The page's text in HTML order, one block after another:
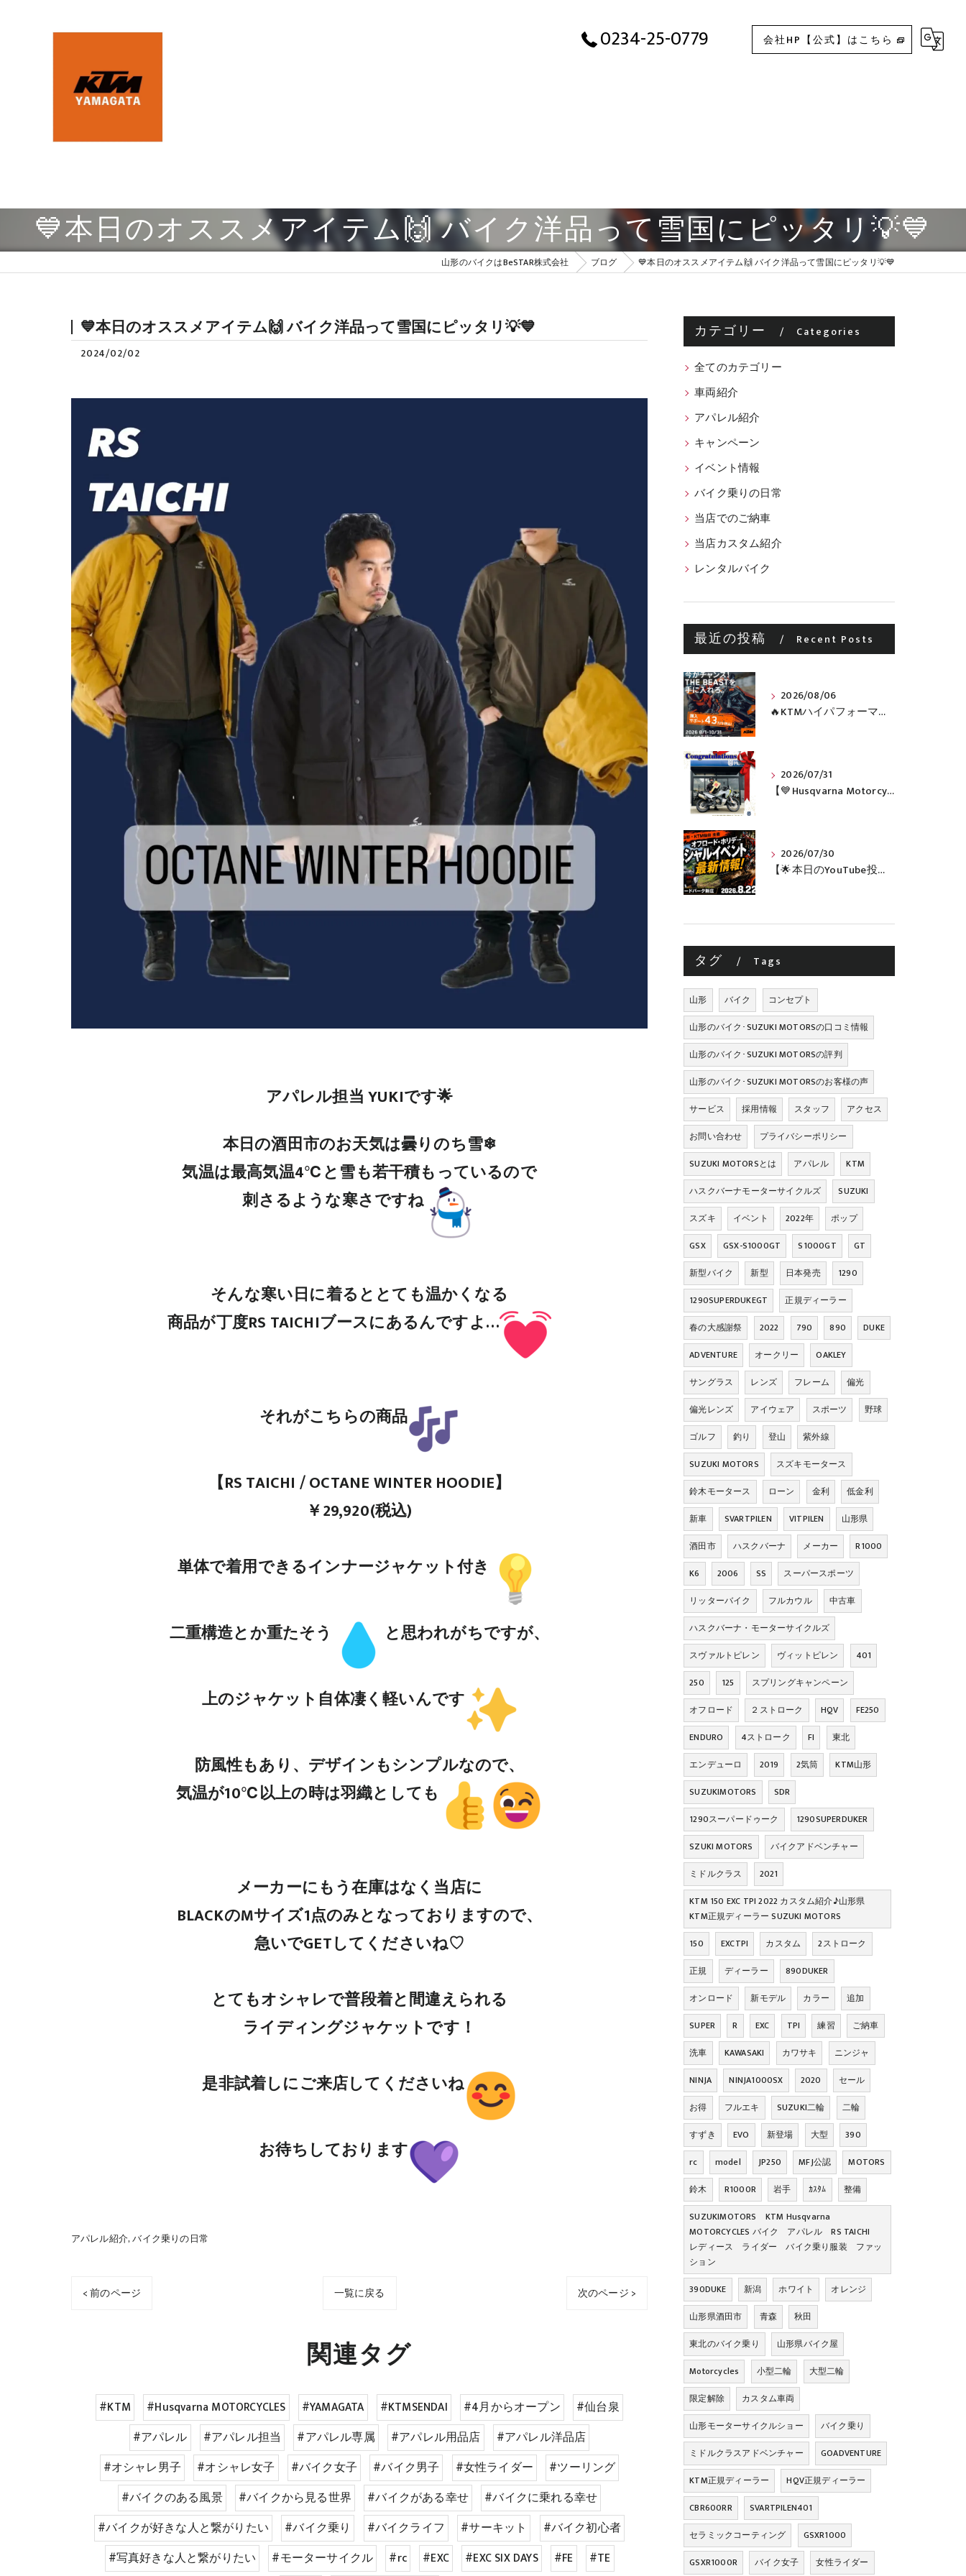
0234-25-0779 会社HP【公式】はこちら
💙本日のオススメアイテム🙌 バイク洋品って雪国にピッタリ💡💙
山形のバイクはBeSTAR株式会社 ブログ 💙本日のオススメアイテム🙌 バイク洋品って雪国にピッタリ💡💙
💙本日のオススメアイテム🙌 バイク洋品って雪国にピッタリ💡💙
2024/02/02
アパレル担当 YUKIです🌟
本日の酒田市のお天気は曇りのち雪❄
気温は最高気温4℃と雪も若干積もっているので
刺さるような寒さですね
そんな寒い日に着るととても温かくなる
商品が丁度RS TAICHIブースにあるんですよ…
それがこちらの商品
【RS TAICHI / OCTANE WINTER HOODIE】
￥29,920(税込)
単体で着用できるインナージャケット付き
二重構造とか重たそう と思われがちですが、
上のジャケット自体凄く軽いんです
防風性もあり、デザインもシンプルなので、
気温が10℃以上の時は羽織としても
メーカーにもう在庫はなく当店に
BLACKのMサイズ1点のみとなっておりますので、
急いでGETしてくださいね♡
とてもオシャレで普段着と間違えられる
ライディングジャケットです！
是非試着しにご来店してくださいね
お待ちしております
アパレル紹介 バイク乗りの日常
< 前のページ 一覧に戻る 次のページ >
関連タグ
#KTM #Husqvarna MOTORCYCLES #YAMAGATA #KTMSENDAI #4月からオープン
#仙台泉
#アパレル
#アパレル担当 #アパレル専属 #アパレル用品店
#アパレル洋品店
#オシャレ男子
#オシャレ女子 #バイク女子 #バイク男子 #女性ライダー
#ツーリング
#バイクのある風景
#バイクから見る世界 #バイクがある幸せ
#バイクに乗れる幸せ
#バイクが好きな人と繋がりたい
#バイク乗り #バイクライフ #サーキット
#バイク初心者
#写真好きな人と繋がりたい
#モーターサイクル #rc #EXC #EXC SIX DAYS #FE #TE
カテゴリー Categories
全てのカテゴリー
車両紹介
アパレル紹介
キャンペーン
イベント情報
バイク乗りの日常
当店でのご納車
当店カスタム紹介
レンタルバイク
最近の投稿 Recent Posts
2026/08/06
🔥KTMハイパフォーマンスネイキッドがお得に手に入るチャンス🔥
2026/07/31
【💙Husqvarna Motorcycles / NORDEN 901💙】 ご納車おめでとうございます🎉✨
2026/07/30
【🌟本日のYouTube投稿完了🌟】 🔥田中太一さんをスペシャルゲストに🔥 8月22日(土)オフロード・ホリデー最新情報！！
タグ Tags
山形 バイク
コンセプト
山形のバイク･SUZUKI MOTORSの口コミ情報
山形のバイク･SUZUKI MOTORSの評判
山形のバイク･SUZUKI MOTORSのお客様の声
サービス
採用情報 スタッフ
アクセス
お問い合わせ
プライバシーポリシー
SUZUKI MOTORSとは
アパレル
KTM
ハスクバーナモーターサイクルズ
SUZUKI
スズキ
イベント 2022年
ポップ
GSX
GSX-S1000GT S1000GT
GT
新型バイク
新型 日本発売
1290
1290SUPERDUKEGT
正規ディーラー
春の大感謝祭
2022 790 890
DUKE
ADVENTURE
オークリー
OAKLEY
サングラス
レンズ フレーム
偏光
偏光レンズ
アイウェア スポーツ
野球
ゴルフ
釣り 登山
紫外線
SUZUKI MOTORS
スズキモータース
鈴木モータース
ローン 金利
低金利
新車
SVARTPILEN VITPILEN
山形県
酒田市
ハスクバーナ メーカー
R1000
K6
2006 SS
スーパースポーツ
リッターバイク
フルカウル
中古車
ハスクバーナ・モーターサイクルズ
スヴァルトピレン
ヴィットピレン
401
250
125
スプリングキャンペーン
オフロード
２ストローク HQV
FE250
ENDURO
4ストローク FI
東北
エンデューロ
2019 2気筒
KTM山形
SUZUKIMOTORS
SDR
1290スーパードゥーク
1290SUPERDUKER
SZUKI MOTORS
バイクアドベンチャー
ミドルクラス
2021
KTM 150 EXC TPI 2022 カスタム紹介♪山形県
KTM正規ディーラー SUZUKI MOTORS
150
EXCTPI カスタム
2ストローク
正規
ディーラー
890DUKER
オンロード
新モデル カラー
追加
SUPER
R EXC TPI 練習
ご納車
洗車
KAWASAKI カワサキ
ニンジャ
NINJA
NINJA1000SX 2020
セール
お得
フルエキ SUZUKI二輪
二輪
すずき
EVO 新登場 大型
390
rc
model JP250 MFJ公認
MOTORS
鈴木
R1000R 岩手 ｶｽﾀﾑ
整備
SUZUKIMOTORS KTM Husqvarna
MOTORCYCLES バイク アパレル RS TAICHI
レディース ライダー バイク乗り服装 ファッ
ション
390DUKE
新潟 ホワイト
オレンジ
山形県酒田市
青森
秋田
東北のバイク乗り
山形県バイク屋
Motorcycles
小型二輪
大型二輪
限定解除
カスタム車両
山形モーターサイクルショー
バイク乗り
ミドルクラスアドベンチャー
GOADVENTURE
KTM正規ディーラー
HQV正規ディーラー
CBR600RR
SVARTPILEN401
セラミックコーティング
GSXR1000
GSXR1000R
バイク女子 女性ライダー